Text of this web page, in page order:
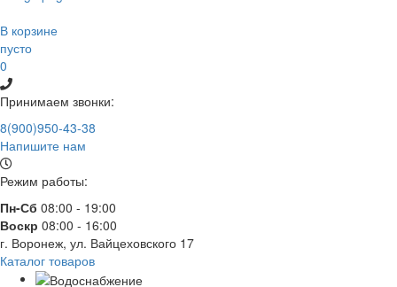
В корзине
пусто
0
Принимаем звонки:
8(900)950-43-38
Напишите нам
Режим работы:
Пн-Сб 08:00 - 19:00
Воскр 08:00 - 16:00
г. Воронеж, ул. Вайцеховского 17
Каталог товаров